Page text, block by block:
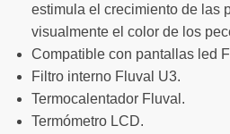
estimula el crecimiento de las
visualmente el color de los
Compatible con pantallas led
Filtro interno Fluval U3.
Termocalentador Fluval.
Termómetro LCD.